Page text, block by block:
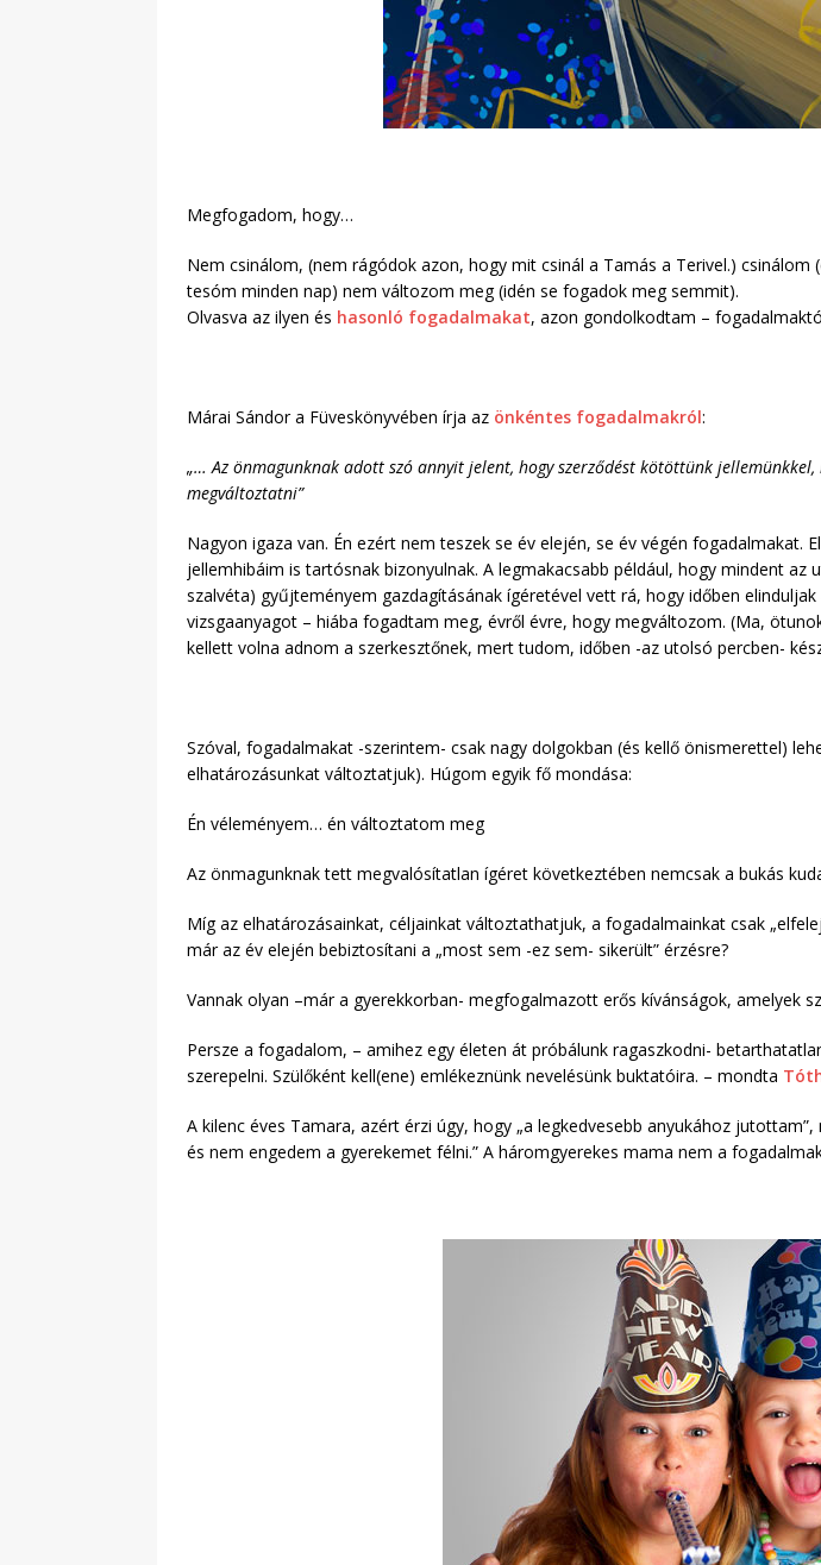
Megfogadom, hogy…
Nem csinálom, (nem rágódok azon, hogy mit csinál a Tamás a Terivel.)
tesóm minden nap) nem változom meg (idén se fogadok meg semmit).
Olvasva az ilyen és hasonló fogadalmakat, azon gondolkodtam –
Márai Sándor a Füveskönyvében írja az önkéntes fogadalmakról:
„… Az önmagunknak adott szó annyit jelent, hogy szerződést kötöttünk
megváltoztatni”
Nagyon igaza van. Én ezért nem teszek se év elején, se év végén
jellemhibáim is tartósnak bizonyulnak. A legmakacsabb például, hogy mindent
szalvéta) gyűjteményem gazdagításának ígéretével vett rá, hogy időben
vizsgaanyagot – hiába fogadtam meg, évről évre, hogy megváltozom. (Ma,
kellett volna adnom a szerkesztőnek, mert tudom, időben -az utolsó percben-
Szóval, fogadalmakat -szerintem- csak nagy dolgokban (és kellő önismerettel)
elhatározásunkat változtatjuk). Húgom egyik fő mondása:
Én véleményem… én változtatom meg
Az önmagunknak tett megvalósítatlan ígéret következtében nemcsak a bukás
Míg az elhatározásainkat, céljainkat változtathatjuk, a fogadalmainkat csak
már az év elején bebiztosítani a „most sem -ez sem- sikerült” érzésre?
Vannak olyan –már a gyerekkorban- megfogalmazott erős kívánságok, amelyek
Persze a fogadalom, – amihez egy életen át próbálunk ragaszkodni-
szerepelni. Szülőként kell(ene) emlékeznünk nevelésünk buktatóira. – mondta
A kilenc éves Tamara, azért érzi úgy, hogy „a legkedvesebb anyukához
és nem engedem a gyerekemet félni.” A háromgyerekes mama nem a